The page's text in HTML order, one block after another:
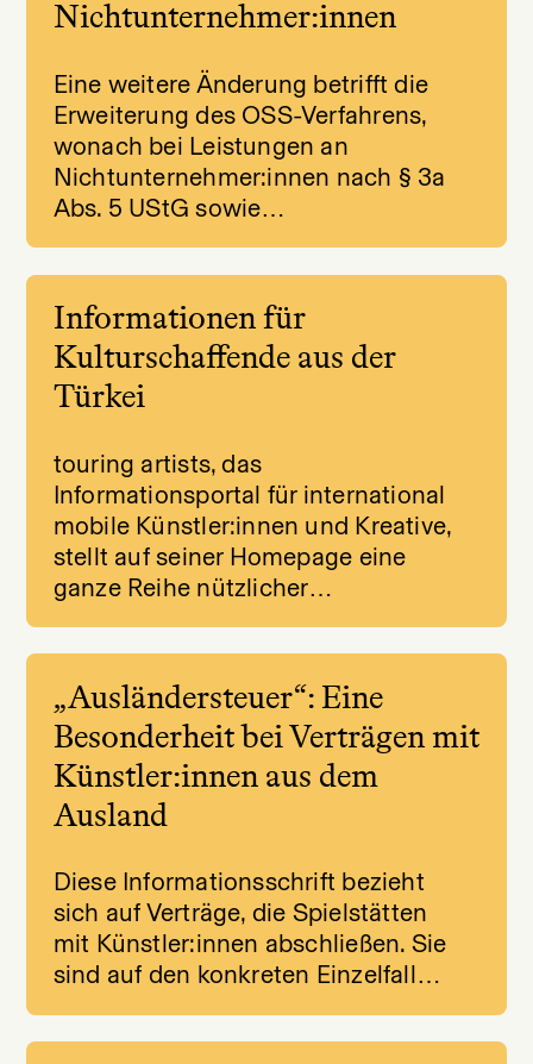
Nichtunternehmer:innen
Eine weitere Änderung betrifft die
Erweiterung des OSS-Verfahrens,
wonach bei Leistungen an
Nichtunternehmer:innen nach § 3a
Abs. 5 UStG sowie…
Informationen für
Kulturschaffende aus der
Türkei
touring artists, das
Informationsportal für international
mobile Künstler:innen und Kreative,
stellt auf seiner Homepage eine
ganze Reihe nützlicher…
„Ausländersteuer“: Eine
Besonderheit bei Verträgen mit
Künstler:innen aus dem
Ausland
Diese Informationsschrift bezieht
sich auf Verträge, die Spielstätten
mit Künstler:innen abschließen. Sie
sind auf den konkreten Einzelfall…